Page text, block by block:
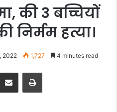
की 3 बच्चियों
निर्मम हत्या।
2022 1,727 4 minutes read